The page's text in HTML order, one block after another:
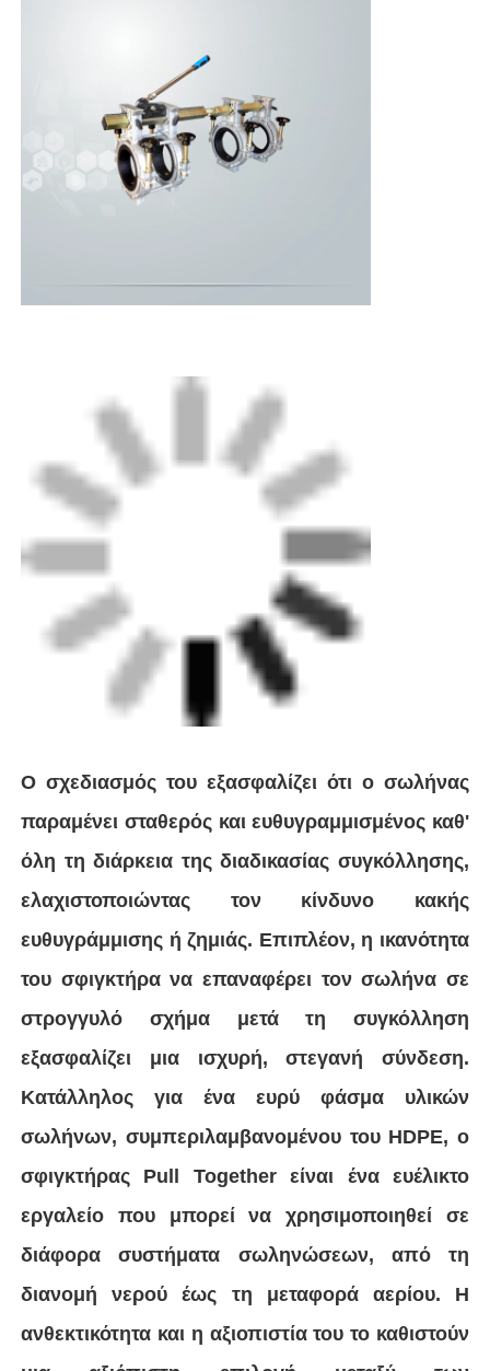
Γύρος εργοστασίων
Ποιοτικός έλεγχος
επαφή
Ζητήστε ένα απόσπασμα
Μηχανή συγκόλλησης με πυρήνα
Μηχανή συγκόλλησης σωλήνων
Συσκευές ηλεκτροσύνθεσης
Εξαρτήματα Spigot
Μηχανές συγκόλλησης με ηλεκτροσύνθεση
Εργαλείο σύντηξης οπίσθιας
Εργαλεία ηλεκτροσύνθεσης
Ο σχεδιασμός του εξασφαλίζει ότι ο σωλήνας
παραμένει σταθερός και ευθυγραμμισμένος καθ'
όλη τη διάρκεια της διαδικασίας συγκόλλησης,
ελαχιστοποιώντας τον κίνδυνο κακής
ευθυγράμμισης ή ζημιάς. Επιπλέον, η ικανότητα
του σφιγκτήρα να επαναφέρει τον σωλήνα σε
στρογγυλό σχήμα μετά τη συγκόλληση
εξασφαλίζει μια ισχυρή, στεγανή σύνδεση.
Κατάλληλος για ένα ευρύ φάσμα υλικών
σωλήνων, συμπεριλαμβανομένου του HDPE, ο
σφιγκτήρας Pull Together είναι ένα ευέλικτο
εργαλείο που μπορεί να χρησιμοποιηθεί σε
διάφορα συστήματα σωληνώσεων, από τη
διανομή νερού έως τη μεταφορά αερίου. Η
ανθεκτικότητα και η αξιοπιστία του το καθιστούν
μια αξιόπιστη επιλογή μεταξύ των
επαγγελματιών στη βιομηχανία σωληνώσεων.